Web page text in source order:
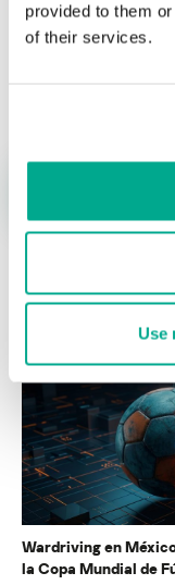
provided to them
of their services.
Use
ÚLTIMAS
Wardriving en
la Copa Mundial de